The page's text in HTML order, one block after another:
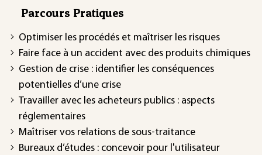
Parcours Pratiques
Optimiser les procédés et maîtriser les risques
Faire face à un accident avec des produits chimiques
Gestion de crise : identifier les conséquences
potentielles d’une crise
Travailler avec les acheteurs publics : aspects
réglementaires
Maîtriser vos relations de sous-traitance
Bureaux d’études : concevoir pour l'utilisateur